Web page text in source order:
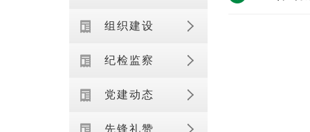
组织建设
纪检监察
党建动态
先锋礼赞